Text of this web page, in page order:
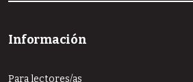
Información
Para lectores/as